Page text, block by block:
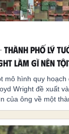
Thành phố lý
làm gì nên
mô hình quy
Wright đề xuất
của ông về một
hòa hợp với
phát triển cá nhân.